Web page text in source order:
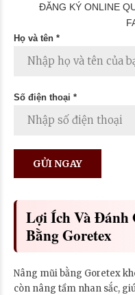
ĐĂNG KÝ ONLINE
Họ và tên *
Số điện thoại *
Lợi Ích Và Đánh
Bằng Goretex
Nâng mũi bằng Goretex
còn nâng tầm nhan sắc,